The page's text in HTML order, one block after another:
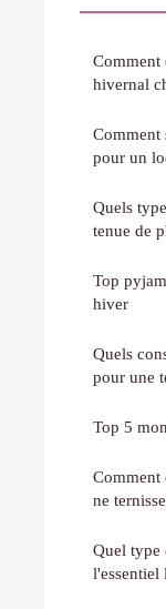
Comment
hivernal
Comment
pour un
Quels
tenue de
Top
hiver
Quels
pour une
Top 5
Comment
ne
Quel type
l'essentiel